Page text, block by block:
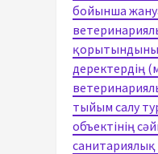
бойынша
қорытындыны
деректердің
тыйым салу
объектінің